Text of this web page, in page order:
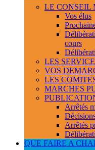
LE CONSEIL
Vos élus
cours
LES
VOS
LES
MARCHES
Arrêtés
Arrêtés
QUE FAIRE A